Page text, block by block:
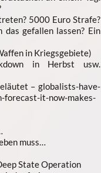
5000 Euro Strafe?
gefallen lassen? Ein
in Kriegsgebiete)
in Herbst usw.
– globalists-have-
forecast-it-now-makes-
muss…
State Operation